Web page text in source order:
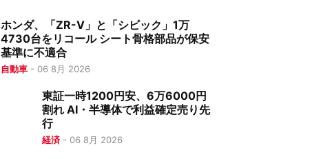
ホンダ、「ZR-V」と「シビック」1万
4730台をリコール シート骨格部品が保安
基準に不適合
自動車 - 06 8月 2026
東証一時1200円安、6万6000円
割れ AI・半導体で利益確定売り先
行
経済 -06 8月 2026